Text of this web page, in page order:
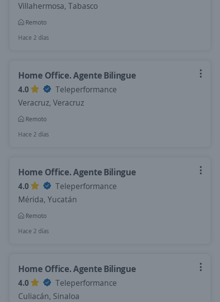
Villahermosa, Tabasco
Remoto
Hace 2 días
Home Office. Agente Bilingue
4.0
Teleperformance
Veracruz, Veracruz
Remoto
Hace 2 días
Home Office. Agente Bilingue
4.0
Teleperformance
Mérida, Yucatán
Remoto
Hace 2 días
Home Office. Agente Bilingue
4.0
Teleperformance
Culiacán, Sinaloa